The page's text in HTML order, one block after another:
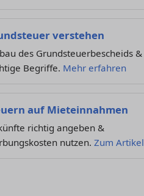
verstehen
des Grundsteuerbescheids &
Begriffe. Mehr erfahren
auf Mieteinnahmen
richtig angeben &
nutzen. Zum Artikel